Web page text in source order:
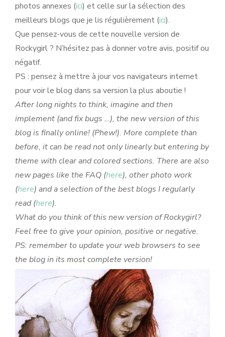
photos annexes (ici) et celle sur la sélection des
meilleurs blogs que je lis régulièrement (ici).
Que pensez-vous de cette nouvelle version de
Rockygirl ? N’hésitez pas à donner votre avis, positif ou
négatif.
PS : pensez à mettre à jour vos navigateurs internet
pour voir le blog dans sa version la plus aboutie !
After long nights to think, imagine and then
implement (and fix bugs …), the new version of this
blog is finally online! (Phew!). More complete than
before, it can be read not only linearly but entering by
theme with clear and colored sections. There are also
new pages like the FAQ (here), other photo work
(here) and a selection of the best blogs I regularly
read (here).
What do you think of this new version of Rockygirl?
Feel free to give your opinion, positive or negative.
PS: remember to update your web browsers to see
the blog in its most complete version!